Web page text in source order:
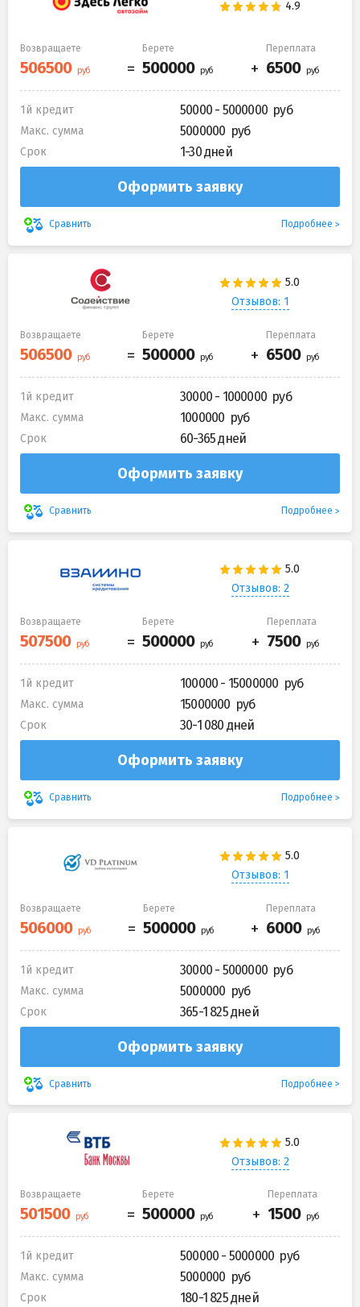
Возвращаете Берете Переплата
1й кредит 50000 - 5000000
Макс. сумма 5000000
Срок 1-30 дней
Оформить заявку
Сравнить Подробнее
Отзывов: 1
Возвращаете Берете Переплата
1й кредит 30000 - 1000000
Макс. сумма 1000000
Срок 60-365 дней
Оформить заявку
Сравнить Подробнее
Отзывов: 2
Возвращаете Берете Переплата
1й кредит 100000 - 15000000
Макс. сумма 15000000
Срок 30-1 080 дней
Оформить заявку
Сравнить Подробнее
Отзывов: 1
Возвращаете Берете Переплата
1й кредит 30000 - 5000000
Макс. сумма 5000000
Срок 365-1 825 дней
Оформить заявку
Сравнить Подробнее
Отзывов: 2
Возвращаете Берете Переплата
1й кредит 500000 - 5000000
Макс. сумма 5000000
Срок 180-1 825 дней